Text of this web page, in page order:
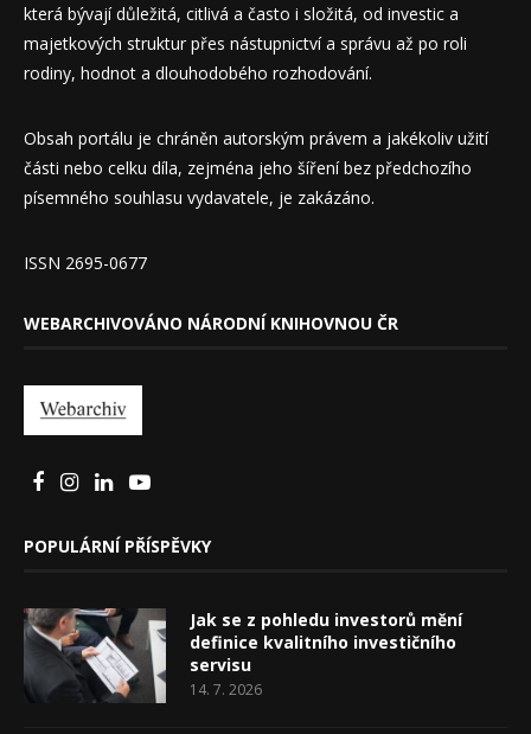
která bývají důležitá, citlivá a často i složitá, od investic a
majetkových struktur přes nástupnictví a správu až po roli
rodiny, hodnot a dlouhodobého rozhodování.
Obsah portálu je chráněn autorským právem a jakékoliv užití
části nebo celku díla, zejména jeho šíření bez předchozího
písemného souhlasu vydavatele, je zakázáno.
ISSN 2695-0677
WEBARCHIVOVÁNO NÁRODNÍ KNIHOVNOU ČR
POPULÁRNÍ PŘÍSPĚVKY
Jak se z pohledu investorů mění
definice kvalitního investičního
servisu
14. 7. 2026